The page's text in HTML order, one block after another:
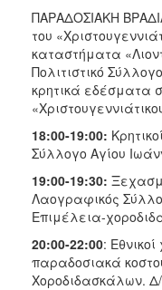
ΠΑΡΑΔΟΣΙΑΚΗ
του
καταστήματα
Πολιτιστικό
κρητικά εδέσματα
18:00-19:00:
Σύλλογο Αγίου
19:00-19:30:
Λαογραφικός
Επιμέλεια-
20:00-22:00:
παραδοσιακά
Χοροδιδασκάλων.